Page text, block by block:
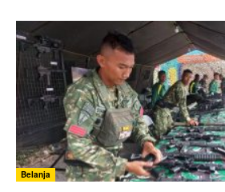
Belanja